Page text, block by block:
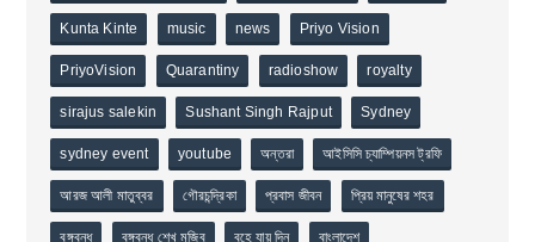
Kunta Kinte music news Priyo Vision
PriyoVision Quarantiny radioshow royalty
sirajus salekin Sushant Singh Rajput Sydney
sydney event youtube অন্তরা আইসিসি চ্যাম্পিয়নস ট্রফি
আরজ আলী মাতুব্বর গৌরচন্দ্রিকা প্রবাস জীবন প্রিয় মানুষের শহর
বঙ্গবন্ধু বঙ্গবন্ধু শেখ মুজিব বহে যায় দিন বাংলাদেশ